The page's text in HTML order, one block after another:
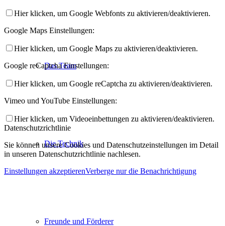
Das Team
Die Technik
Freunde und Förderer
Hier klicken, um Google Webfonts zu aktivieren/deaktivieren.
Google Maps Einstellungen:
Hier klicken, um Google Maps zu aktivieren/deaktivieren.
Google reCaptcha Einstellungen:
Hier klicken, um Google reCaptcha zu aktivieren/deaktivieren.
Vimeo und YouTube Einstellungen:
Hier klicken, um Videoeinbettungen zu aktivieren/deaktivieren.
Datenschutzrichtlinie
Sie können unsere Cookies und Datenschutzeinstellungen im Detail
in unseren Datenschutzrichtlinie nachlesen.
Einstellungen akzeptierenVerberge nur die Benachrichtigung